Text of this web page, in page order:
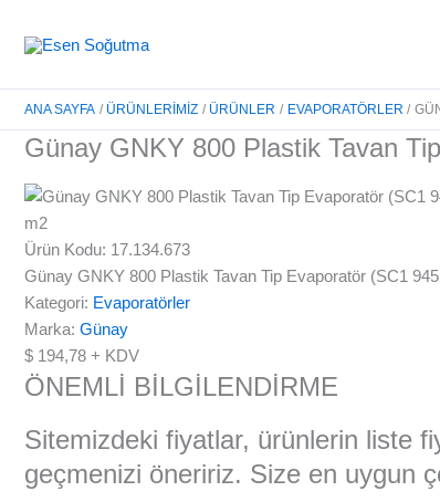
ANA SAYFA ÜRÜNLERIMIZ ÜRÜNLER EVAPORATÖRLER
Günay GNKY 800 Plastik Tavan
Ürün Kodu: 17.134.673
Günay GNKY 800 Plastik Tavan Tip Evaporatör (SC1
Kategori: Evaporatörler
Marka: Günay
$ 194,78 + KDV
ÖNEMLİ BİLGİLENDİRME
Sitemizdeki fiyatlar, ürünlerin liste
geçmenizi öneririz. Size en uygun